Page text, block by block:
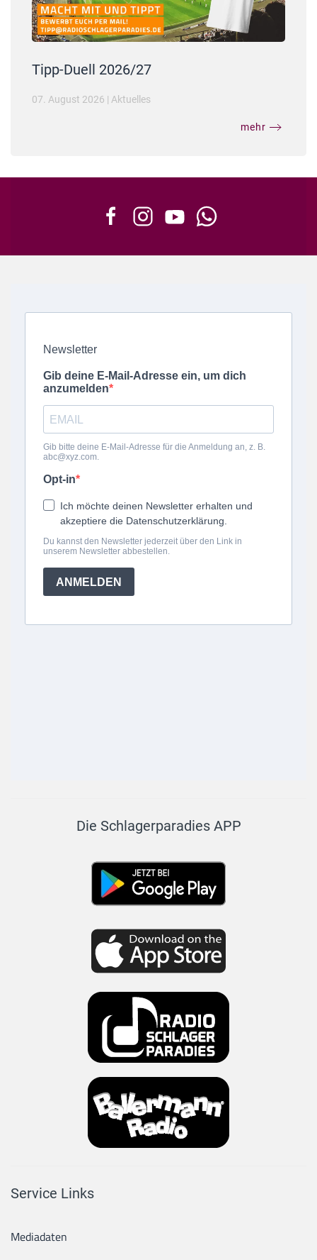
Tipp-Duell 2026/27
07. August 2026 | Aktuelles
mehr
Die Schlagerparadies APP
Service Links
Mediadaten